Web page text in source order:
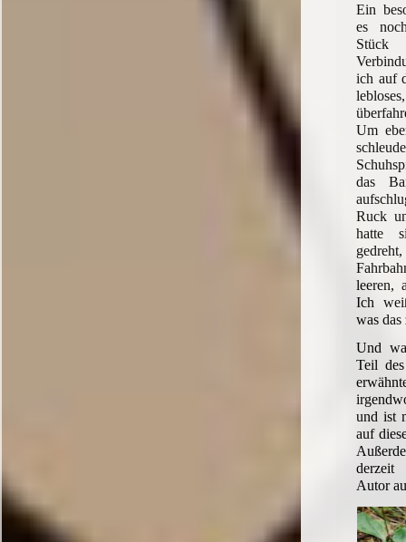
Ein
es
ich auf
Um
das
Ruck
hatte
leeren,
Ich
was das
Und
Teil
und ist
auf
derzeit
Autor